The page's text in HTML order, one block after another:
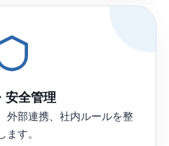
安全管理
外部連携、社内ルールを整
ます。